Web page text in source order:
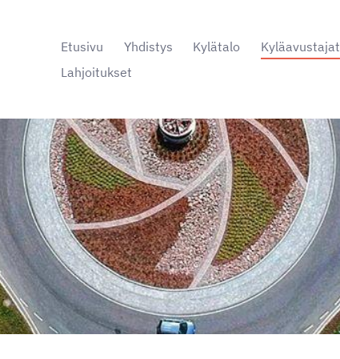
Etusivu Yhdistys Kylätalo Kyläavustajat
Lahjoitukset